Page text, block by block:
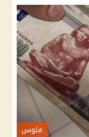
فلوس